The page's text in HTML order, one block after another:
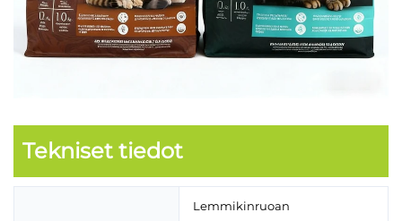
Tekniset tiedot
Lemmikinruoan